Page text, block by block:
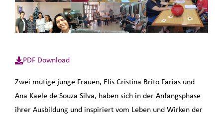
PDF Download
Zwei mutige junge Frauen, Elis Cristina Brito Farias und
Ana Kaele de Souza Silva, haben sich in der Anfangsphase
ihrer Ausbildung und inspiriert vom Leben und Wirken der